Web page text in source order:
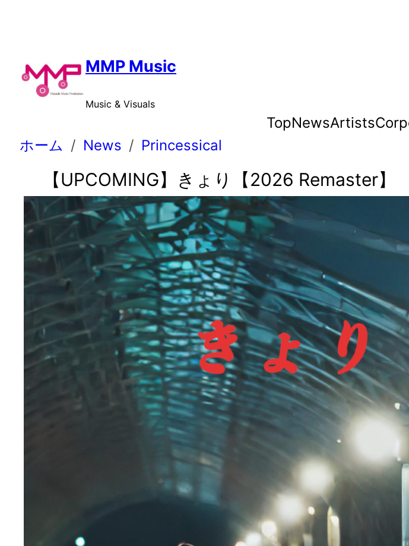
MMP Music
Music & Visuals
TopNewsArtists
ホーム
News Princessical
【UPCOMING】きょり【2026 Remaster】